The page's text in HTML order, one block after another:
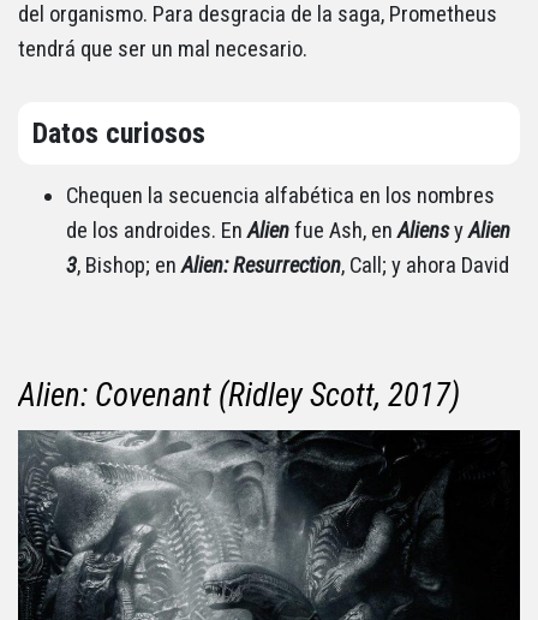
del organismo. Para desgracia de la saga, Prometheus
tendrá que ser un mal necesario.
Datos curiosos
Chequen la secuencia alfabética en los nombres
de los androides. EnAlienfue Ash, enAliensyAlien
3, Bishop; enAlien: Resurrection, Call; y ahora David
Alien: Covenant (Ridley Scott, 2017)